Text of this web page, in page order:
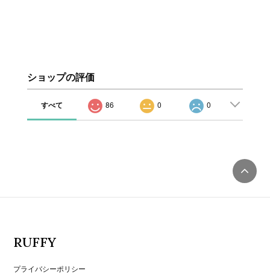
ショップの評価
すべて 86 0 0
RUFFY
プライバシーポリシー